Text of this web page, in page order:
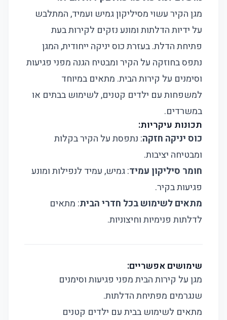
מגן הקיר עשוי מסיליקון גמיש ועמיד, המתלבש
על ידיות הדלתות ומונע נזקים לקירות בעת
פתיחת הדלת. בעזרת כוס יניקה ייחודית, המגן
נתפס בחוזקה על הקיר ומבטיח הגנה מפני פגיעות
וסימנים על קירות הבית. מתאים במיוחד
למשפחות עם ילדים קטנים, לשימוש בבתים או
במשרדים.
תכונות עיקריות:
כוס יניקה חזקה: נתפסת על הקיר בקלות
ומבטיחה יציבות.
חומר סיליקון עמיד: גמיש, עמיד לנפילות ומונע
פגיעות בקיר.
מתאים לשימוש בכל חדרי הבית: מתאים
לדלתות פנימיות וחיצוניות.
שימושים אפשריים:
מגן על קירות הבית מפני פגיעות וסימנים
שנגרמים מפתיחת הדלתות.
מתאים לשימוש בבית עם ילדים קטנים